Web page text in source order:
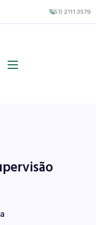
(51) 2111.3579